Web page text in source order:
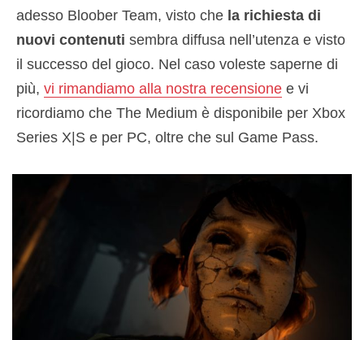
adesso Bloober Team, visto che la richiesta di
nuovi contenuti sembra diffusa nell’utenza e visto
il successo del gioco. Nel caso voleste saperne di
più, vi rimandiamo alla nostra recensione e vi
ricordiamo che The Medium è disponibile per Xbox
Series X|S e per PC, oltre che sul Game Pass.